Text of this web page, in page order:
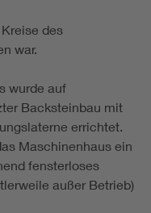
des
war.
wurde auf
Backsteinbau mit
errichtet.
Maschinenhaus ein
fensterloses
außer Betrieb)